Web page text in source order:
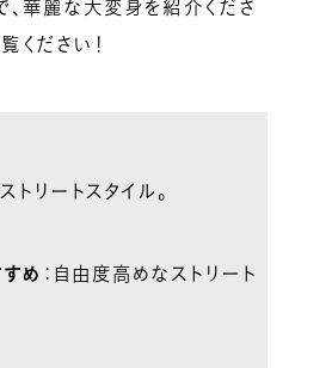
、華麗な大変身を紹介くださ
ください！
トリートスタイル。
め ：自由度高めなストリート